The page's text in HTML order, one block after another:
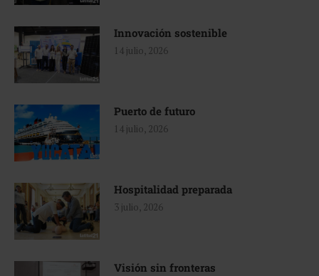
Innovación sostenible
14 julio, 2026
Puerto de futuro
14 julio, 2026
Hospitalidad preparada
3 julio, 2026
Visión sin fronteras